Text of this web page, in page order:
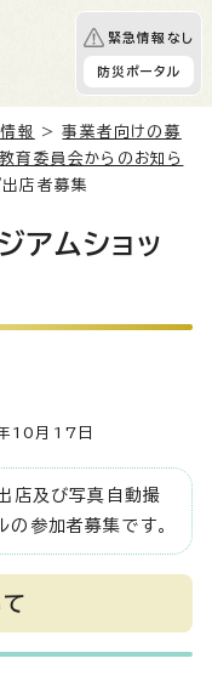
緊急情報なし
防災ポータル
報 >事業者向けの募
教育委員会からのお知ら
出店者募集
アムショッ
月17日
店及び写真自動撮
参加者募集です。